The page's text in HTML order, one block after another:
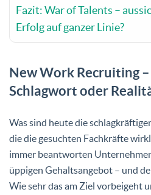
Fazit: War of Talents –
Erfolg auf ganzer Linie?
New Work Recruiting–
Schlagwort oder
Was sind heute die
die die gesuchten Fachkräfte
immer beantworten
üppigen Gehaltsangebot – und
Wie sehr das am Ziel vorbeigeht